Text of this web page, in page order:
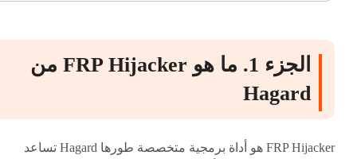
الجزء 1. ما هو FRP Hijacker من
Hagard
FRP Hijacker هو أداة برمجية متخصصة طورها Hagard تساعد